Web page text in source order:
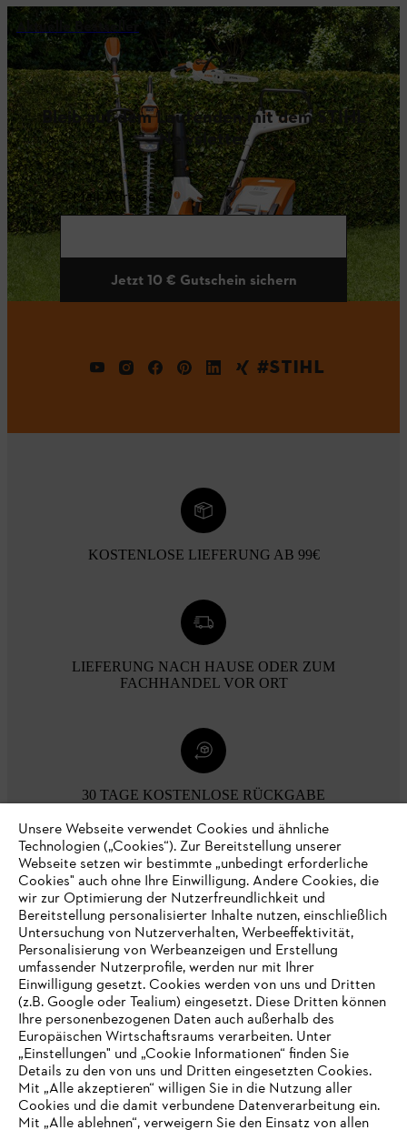
Aktuelle Bestseller
Bleib auf dem Laufenden mit dem STIHL
Newsletter
E-Mail-Adresse
Jetzt 10 € Gutschein sichern
#STIHL
KOSTENLOSE LIEFERUNG AB 99€
LIEFERUNG NACH HAUSE ODER ZUM
FACHHANDEL VOR ORT
30 TAGE KOSTENLOSE RÜCKGABE
Zahlungsmöglichkeiten
Unternehmen
Online Shop
Unsere Webseite verwendet Cookies und ähnliche
Technologien („Cookies“). Zur Bereitstellung unserer
Webseite setzen wir bestimmte „unbedingt erforderliche
Cookies" auch ohne Ihre Einwilligung. Andere Cookies, die
wir zur Optimierung der Nutzerfreundlichkeit und
Bereitstellung personalisierter Inhalte nutzen, einschließlich
Untersuchung von Nutzerverhalten, Werbeeffektivität,
Personalisierung von Werbeanzeigen und Erstellung
umfassender Nutzerprofile, werden nur mit Ihrer
Einwilligung gesetzt. Cookies werden von uns und Dritten
(z.B. Google oder Tealium) eingesetzt. Diese Dritten können
Ihre personenbezogenen Daten auch außerhalb des
Europäischen Wirtschaftsraums verarbeiten. Unter
„Einstellungen" und „Cookie Informationen“ finden Sie
Details zu den von uns und Dritten eingesetzten Cookies.
Mit „Alle akzeptieren“ willigen Sie in die Nutzung aller
Cookies und die damit verbundene Datenverarbeitung ein.
Mit „Alle ablehnen“, verweigern Sie den Einsatz von allen